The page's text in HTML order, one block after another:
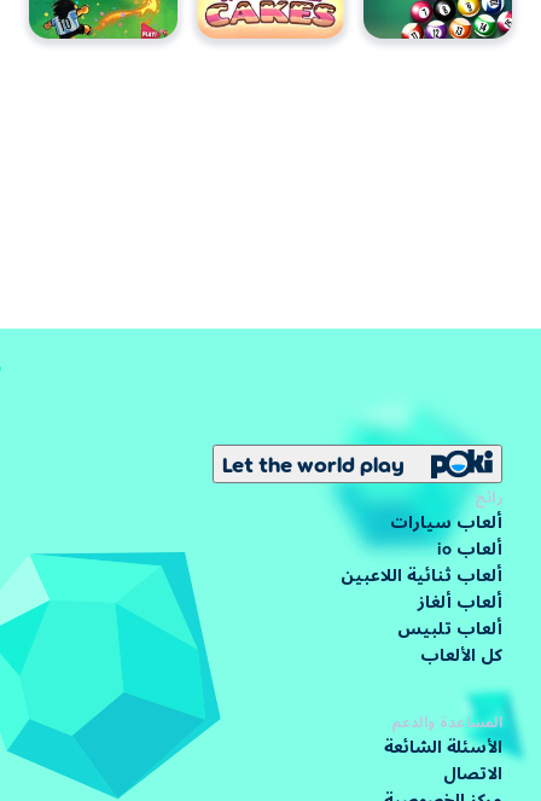
Let the world play
رائج
ألعاب سيارات
ألعاب io
ألعاب ثنائية اللاعبين
ألعاب ألغاز
ألعاب تلبيس
كل الألعاب
المساعدة والدعم
الأسئلة الشائعة
الاتصال